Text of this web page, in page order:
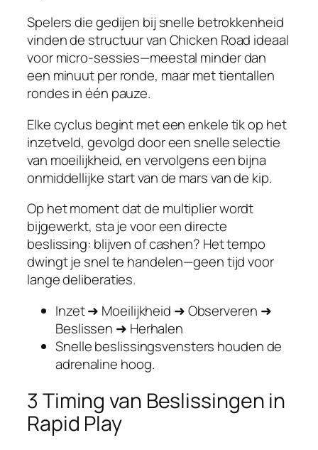
Spelers die gedijen bij snelle betrokkenheid
vinden de structuur van Chicken Road ideaal
voor micro‑sessies—meestal minder dan
een minuut per ronde, maar met tientallen
rondes in één pauze.
Elke cyclus begint met een enkele tik op het
inzetveld, gevolgd door een snelle selectie
van moeilijkheid, en vervolgens een bijna
onmiddellijke start van de mars van de kip.
Op het moment dat de multiplier wordt
bijgewerkt, sta je voor een directe
beslissing: blijven of cashen? Het tempo
dwingt je snel te handelen—geen tijd voor
lange deliberaties.
Inzet ➜ Moeilijkheid ➜ Observeren ➜
Beslissen ➜ Herhalen
Snelle beslissingsvensters houden de
adrenaline hoog.
3 Timing van Beslissingen in
Rapid Play